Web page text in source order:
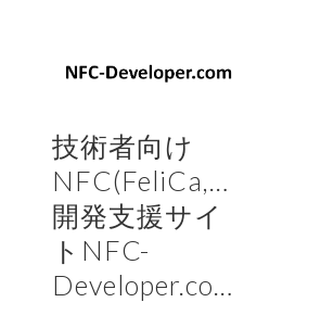
技術者向け
NFC(FeliCa,Mifare)
開発支援サイ
トNFC-
Developer.com